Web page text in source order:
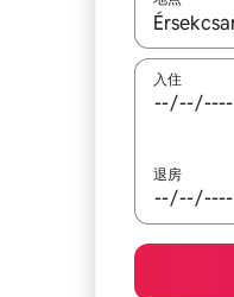
如有搜索
入住
退房